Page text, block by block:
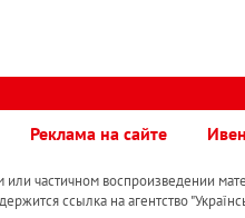
Реклама на сайте
частичном воспроизведении
ссылка на агентство